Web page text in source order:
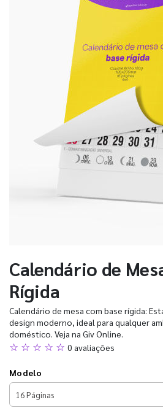
Calendário de
Rígida
Calendário de mesa com base rígida:
design moderno, ideal para qualquer
doméstico. Veja na Giv Online.
☆ ☆ ☆ ☆ ☆ 0 avaliações
Modelo